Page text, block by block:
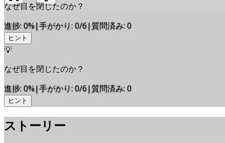
なぜ目を閉じたのか？
進捗:0%|手がかり:0/6|質問済み:0
ヒント
💡
なぜ目を閉じたのか？
進捗:0%|手がかり:0/6|質問済み:0
ヒント
ストーリー